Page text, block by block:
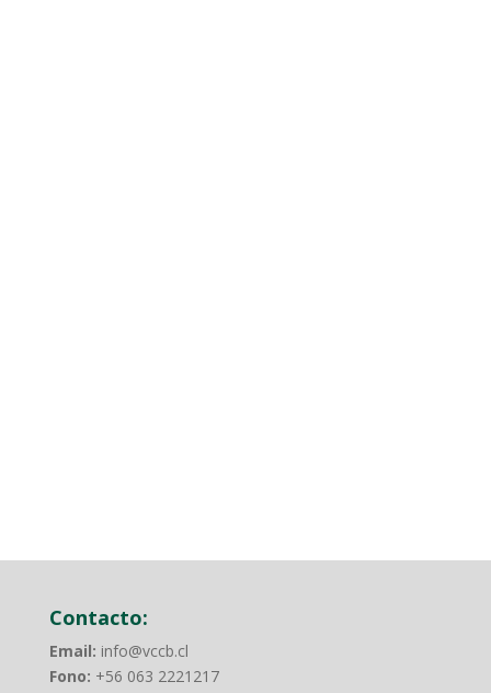
Contacto:
Email: info@vccb.cl
Fono: +56 063 2221217